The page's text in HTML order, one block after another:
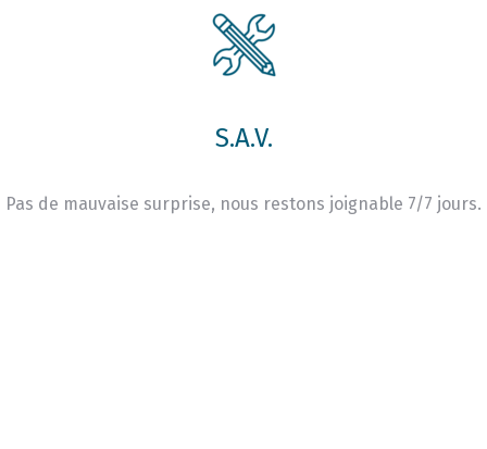
S.A.V.
Pas de mauvaise surprise, nous restons joignable 7/7 jours.